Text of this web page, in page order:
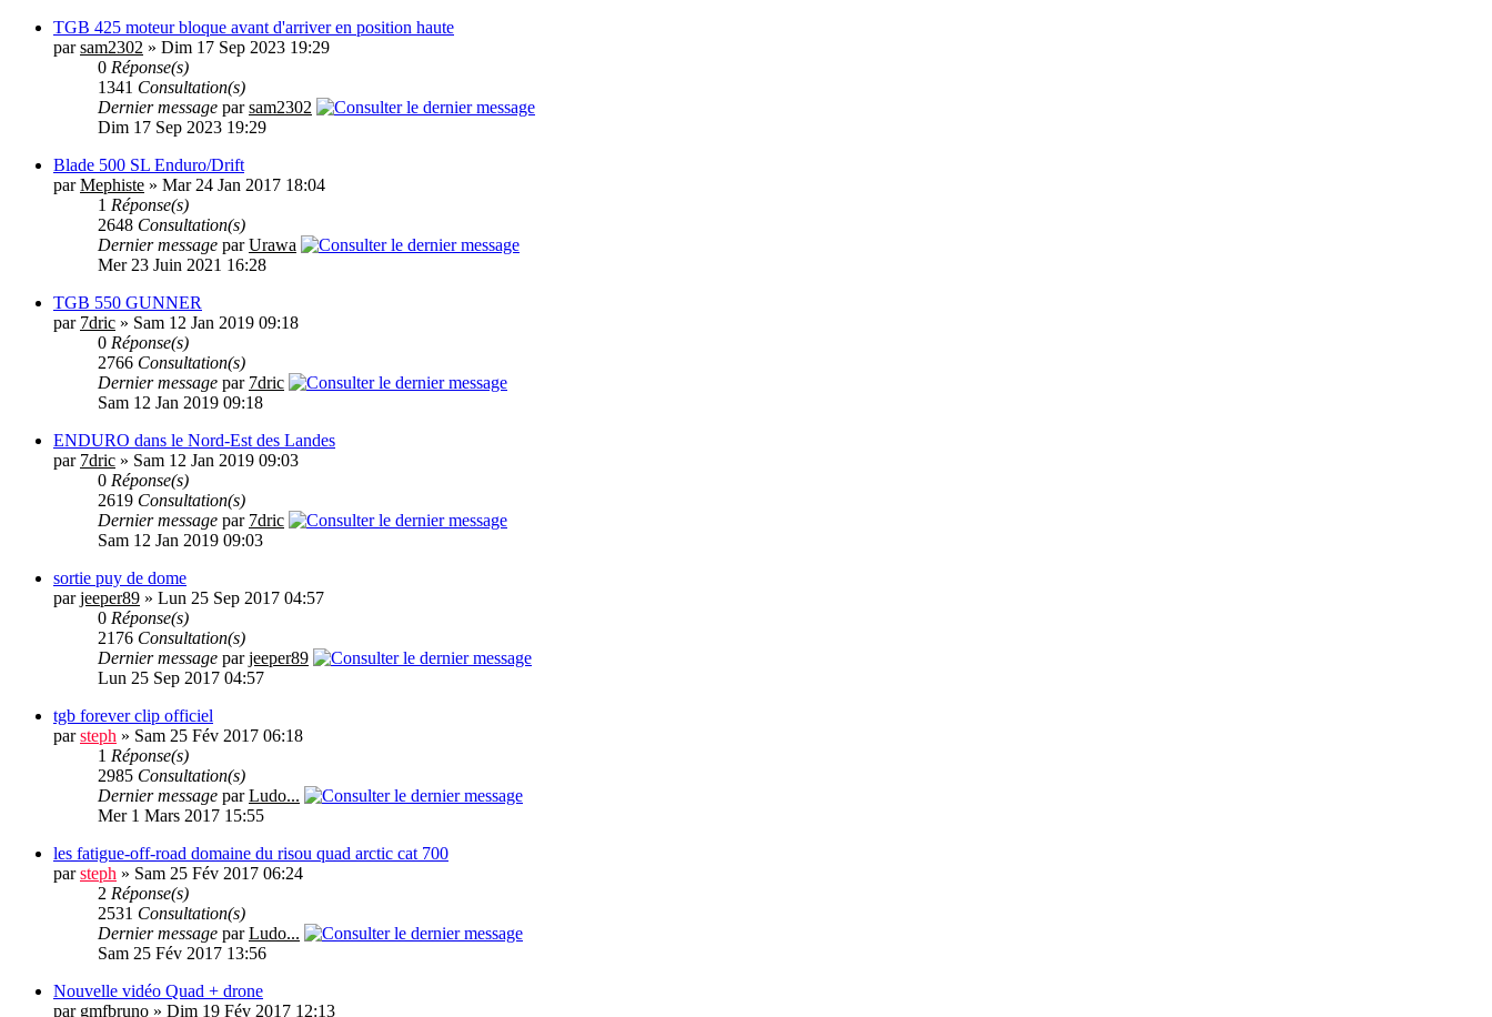
TGB 425 moteur bloque avant d'arriver en position haute
parsam2302 » Dim 17 Sep 2023 19:29
0 Réponse(s)
1341 Consultation(s)
Dernier message parsam2302
Dim 17 Sep 2023 19:29
Blade 500 SL Enduro/Drift
parMephiste » Mar 24 Jan 2017 18:04
1 Réponse(s)
2648 Consultation(s)
Dernier message parUrawa
Mer 23 Juin 2021 16:28
TGB 550 GUNNER
par 7dric » Sam 12 Jan 2019 09:18
0 Réponse(s)
2766 Consultation(s)
Dernier message par 7dric
Sam 12 Jan 2019 09:18
ENDURO dans le Nord-Est des Landes
par 7dric » Sam 12 Jan 2019 09:03
0 Réponse(s)
2619 Consultation(s)
Dernier message par 7dric
Sam 12 Jan 2019 09:03
sortie puy de dome
parjeeper89 » Lun 25 Sep 2017 04:57
0 Réponse(s)
2176 Consultation(s)
Dernier message parjeeper89
Lun 25 Sep 2017 04:57
tgb forever clip officiel
parsteph » Sam 25 Fév 2017 06:18
1 Réponse(s)
2985 Consultation(s)
Dernier message parLudo...
Mer 1 Mars 2017 15:55
les fatigue-off-road domaine du risou quad arctic cat 700
parsteph » Sam 25 Fév 2017 06:24
2 Réponse(s)
2531 Consultation(s)
Dernier message parLudo...
Sam 25 Fév 2017 13:56
Nouvelle vidéo Quad + drone
par gmfbruno » Dim 19 Fév 2017 12:13